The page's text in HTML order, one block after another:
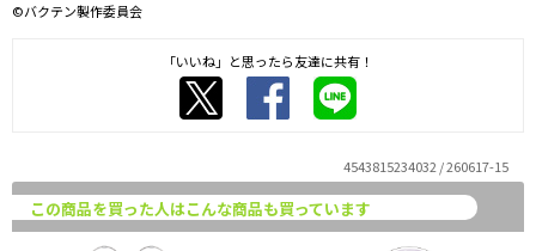
©バクテン製作委員会
「いいね」と思ったら友達に共有！
4543815234032 / 260617-15
この商品を買った人はこんな商品も買っています